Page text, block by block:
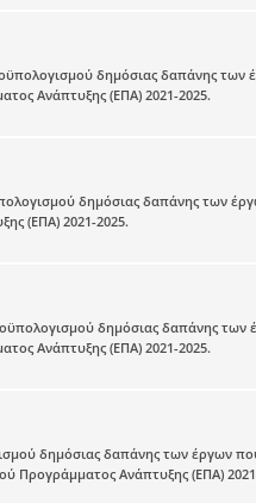
δημόσιας δαπάνης
Ανάπτυξης (ΕΠΑ) 2021-2025.
δημόσιας δαπάνης των
(ΕΠΑ) 2021-2025.
δημόσιας δαπάνης
Ανάπτυξης (ΕΠΑ) 2021-2025.
δημόσιας δαπάνης των έργων
Προγράμματος Ανάπτυξης (ΕΠΑ)